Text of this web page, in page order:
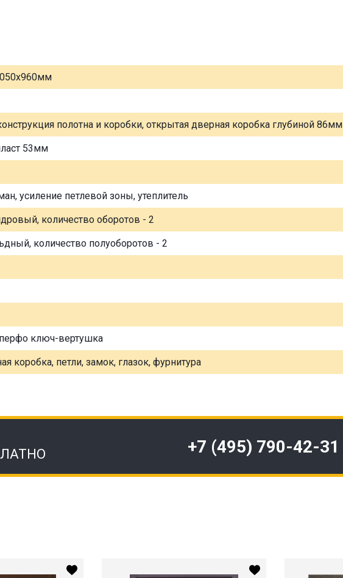
полотна и коробки, открытая дверная коробка глубиной 86мм
53мм
усиление петлевой зоны, утеплитель
количество оборотов - 2
количество полуоборотов - 2
ключ-вертушка
коробка, петли, замок, глазок, фурнитура
+7 (495) 790-42-31